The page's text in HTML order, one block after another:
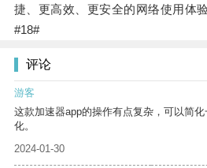
捷、更高效、更安全的网络使用体验
#18#
评论
游客
这款加速器app的操作有点复杂，可以简
化。
2024-01-30